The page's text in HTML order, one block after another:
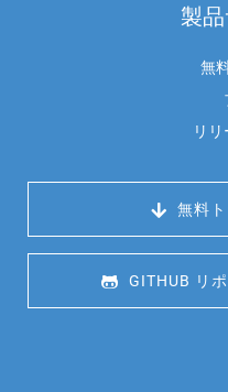
製
無
リ
無料
GITHUB リ